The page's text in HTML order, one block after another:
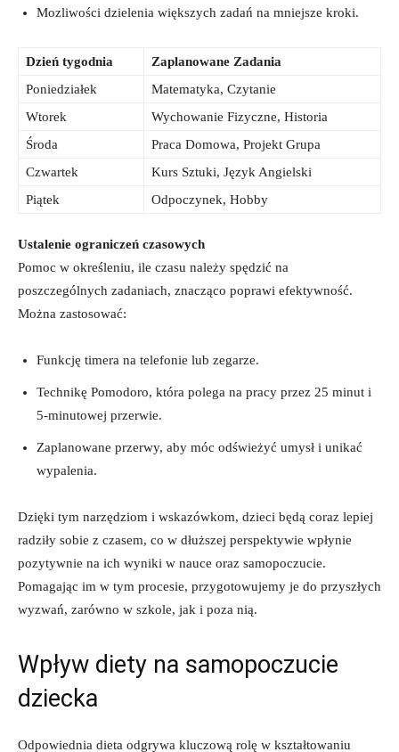
Mozliwości dzielenia większych zadań na mniejsze kroki.
Dzień tygodnia
Zaplanowane‌ Zadania
Poniedziałek
Matematyka, Czytanie
Wtorek
Wychowanie Fizyczne, ‍Historia
Środa
Praca ​Domowa, Projekt Grupa
Czwartek
Kurs Sztuki, Język Angielski
Piątek
Odpoczynek, Hobby
Ustalenie⁢ ograniczeń czasowych
Pomoc w określeniu, ile czasu⁣ należy spędzić na
poszczególnych zadaniach, znacząco ‍poprawi efektywność.
Można zastosować:
Funkcję timera na telefonie lub zegarze.
Technikę Pomodoro, która ‍polega na pracy przez 25 minut i
‍5-minutowej przerwie.
Zaplanowane przerwy, aby móc odświeżyć‌ umysł i unikać
wypalenia.
Dzięki tym narzędziom ⁤i wskazówkom, dzieci będą coraz lepiej
radziły sobie z czasem, ​co w dłuższej perspektywie wpłynie
pozytywnie na ich wyniki w nauce oraz samopoczucie.
Pomagając im w tym ⁢procesie, przygotowujemy je do przyszłych
wyzwań, zarówno w​ szkole,‌ jak i poza⁣ nią.
Wpływ diety​ na samopoczucie
‍dziecka
Odpowiednia dieta odgrywa kluczową rolę⁤ w​ kształtowaniu ​